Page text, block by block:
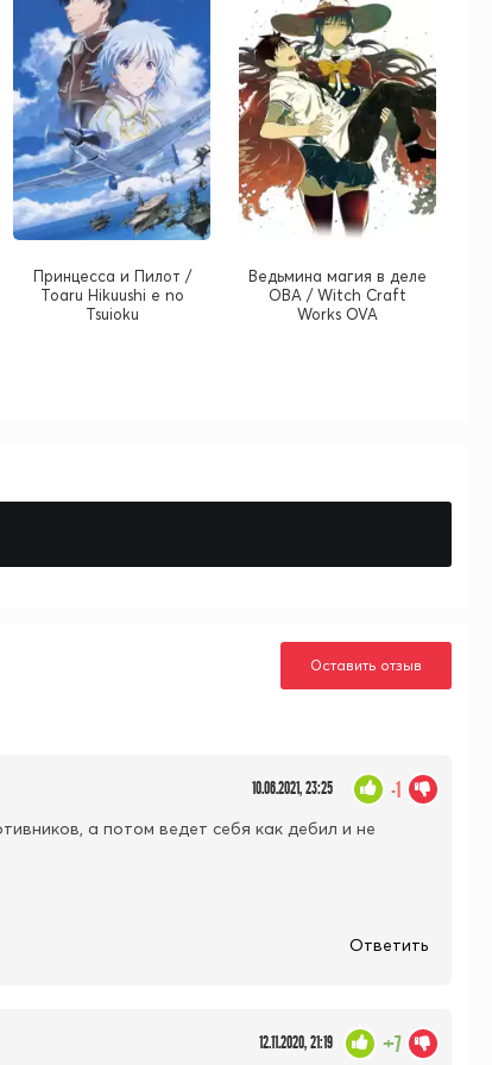
Принцесса и Пилот /
Toaru Hikuushi e no
Tsuioku
Ведьмина магия в деле
ОВА / Witch Craft
Works OVA
Оставить отзыв
10.06.2021, 23:25
а потом ведет себя как дебил и не
-1
Ответить
12.11.2020, 21:19 +7